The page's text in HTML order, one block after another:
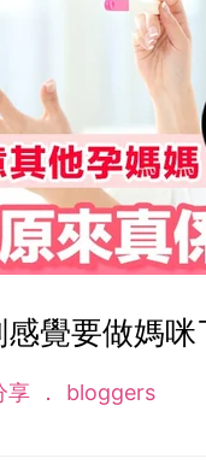
覺要做媽咪
享 bloggers